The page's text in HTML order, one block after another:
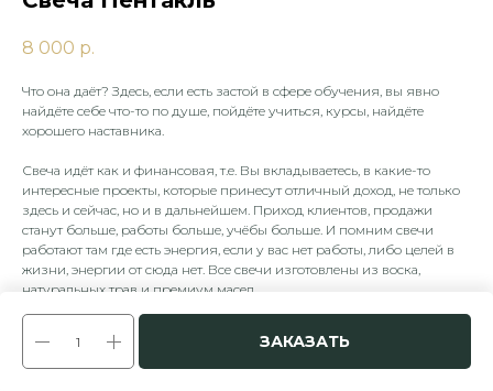
8 000 р.
ЗАКАЗАТЬ
Что она даёт? Здесь, если есть застой в сфере обучения, вы явно
найдёте себе что-то по душе, пойдёте учиться, курсы, найдёте
хорошего наставника.
Свеча идёт как и финансовая, т.е. Вы вкладываетесь, в какие-то
интересные проекты, которые принесут отличный доход, не только
здесь и сейчас, но и в дальнейшем. Приход клиентов, продажи
станут больше, работы больше, учёбы больше. И помним свечи
работают там где есть энергия, если у вас нет работы, либо целей в
жизни, энергии от сюда нет. Все свечи изготовлены из воска,
натуральных трав и премиум масел.